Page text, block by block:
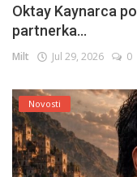
Oktay Kaynarca
partnerka...
Milt Jul 29, 2026 0
Novosti